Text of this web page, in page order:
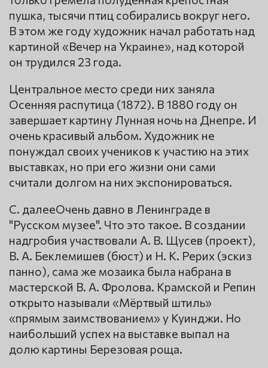
пушка, тысячи птиц собирались вокруг него.
В этом же году художник начал работать над
картиной «Вечер на Украине», над которой
он трудился 23 года.
Центральное место среди них заняла
Осенняя распутица (1872). В 1880 году он
завершает картину Лунная ночь на Днепре. И
очень красивый альбом. Художник не
понуждал своих учеников к участию на этих
выставках, но при его жизни они сами
считали долгом на них экспонироваться.
С. далееОчень давно в Ленинграде в
"Русском музее". Что это такое. В создании
надгробия участвовали А. В. Щусев (проект),
В. А. Беклемишев (бюст) и Н. К. Рерих (эскиз
панно), сама же мозаика была набрана в
мастерской В. А. Фролова. Крамской и Репин
открыто называли «Мёртвый штиль»
«прямым заимствованием» у Куинджи. Но
наибольший успех на выставке выпал на
долю картины Березовая роща.